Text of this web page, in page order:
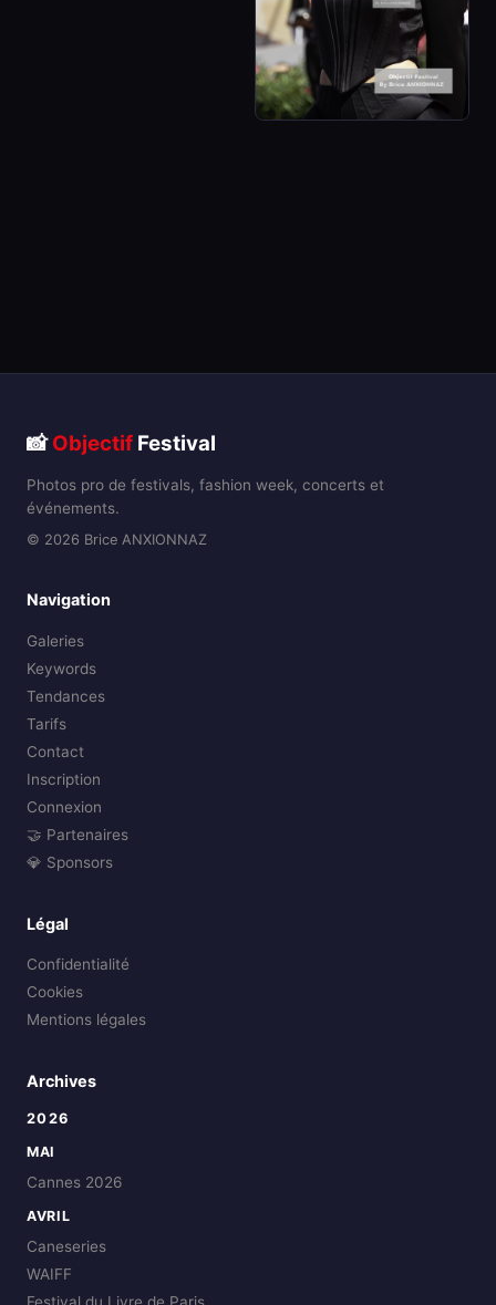
📸Objectif Festival
Photos pro de festivals, fashion week, concerts et
événements.
© 2026 Brice ANXIONNAZ
Navigation
Galeries
Keywords
Tendances
Tarifs
Contact
Inscription
Connexion
🤝 Partenaires
💎 Sponsors
Légal
Confidentialité
Cookies
Mentions légales
Archives
2026
MAI
Cannes 2026
AVRIL
Caneseries
WAIFF